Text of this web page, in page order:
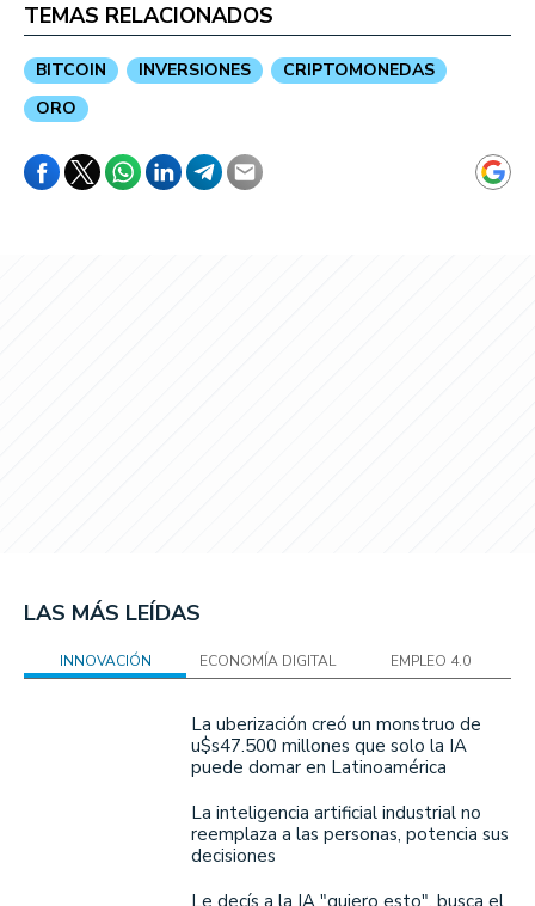
TEMAS RELACIONADOS
BITCOIN INVERSIONES
CRIPTOMONEDAS
ORO
LAS MÁS LEÍDAS
INNOVACIÓN ECONOMÍA DIGITAL EMPLEO 4.0
La uberización creó un monstruo de
u$s47.500 millones que solo la IA
puede domar en Latinoamérica
La inteligencia artificial industrial no
reemplaza a las personas, potencia sus
decisiones
Le decís a la IA "quiero esto", busca el